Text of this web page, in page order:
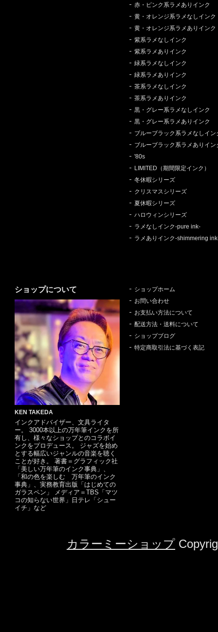
赤・ピンク系ラメありインク
黄・オレンジ系ラメなしインク
黄・オレンジ系ラメありインク
紫系ラメなしインク
紫系ラメありインク
緑系ラメなしインク
緑系ラメありインク
茶系ラメなしインク
茶系ラメありインク
黒・グレー系ラメなしインク
黒・グレー系ラメありインク
ブルーブラック系ラメなしイン
ブルーブラック系ラメありイン
'80s
LIMITED（期間限定インク）
冬休暇シリーズ
クリスマスシリーズ
夏休暇シリーズ
ハロウィンシリーズ
ラメなしインク-pure ink-
ラメありインク-shimmering
ショップについて
KEN TAKEDA
インクアドバイザー、文具ライタ
ー。 3000本以上の万年筆インクを所
有し、様々なショップとのコラボイ
ンクをプロデュース。 ジャズを始め
とする幅広いジャンルの音楽を聴く
ことが好き。 著書＝グラフィック社
「美しい万年筆のインク事典」、
「和の色を楽しむ 万年筆のインク
事典」、実務教育出版「はじめての
ガラスペン」 メディア＝TBS「マツ
コの知らない世界」日テレ「シュー
イチ」など
ショップホーム
お問い合わせ
お支払い方法について
配送方法・送料について
ショップブログ
特定商取引法に基づく表記
カラーミーショップ